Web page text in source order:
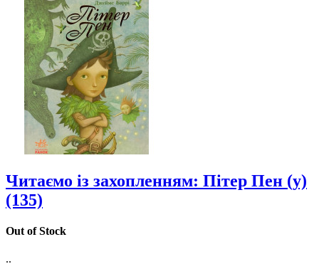
Читаємо із захопленням: Пітер Пен (у)
(135)
Out of Stock
..